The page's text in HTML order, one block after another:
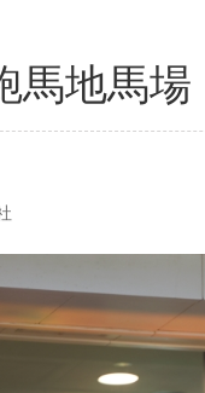
馬地馬場